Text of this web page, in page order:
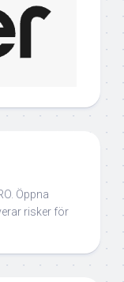
Öppna
risker för